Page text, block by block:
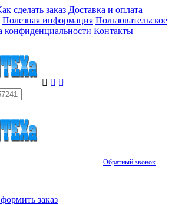
сделать заказ Доставка и оплата
Полезная информация Пользовательское
конфиденциальности Контакты
Обратный звонок
заказ